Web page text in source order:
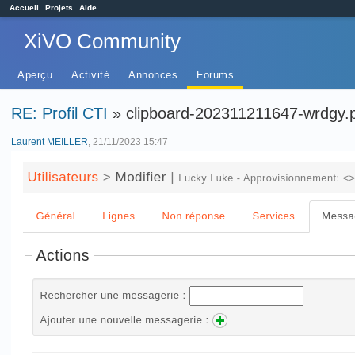
Accueil Projets Aide
XiVO Community
Aperçu Activité Annonces Forums
RE: Profil CTI » clipboard-202311211647-
Laurent MEILLER , 21/11/2023 15:47